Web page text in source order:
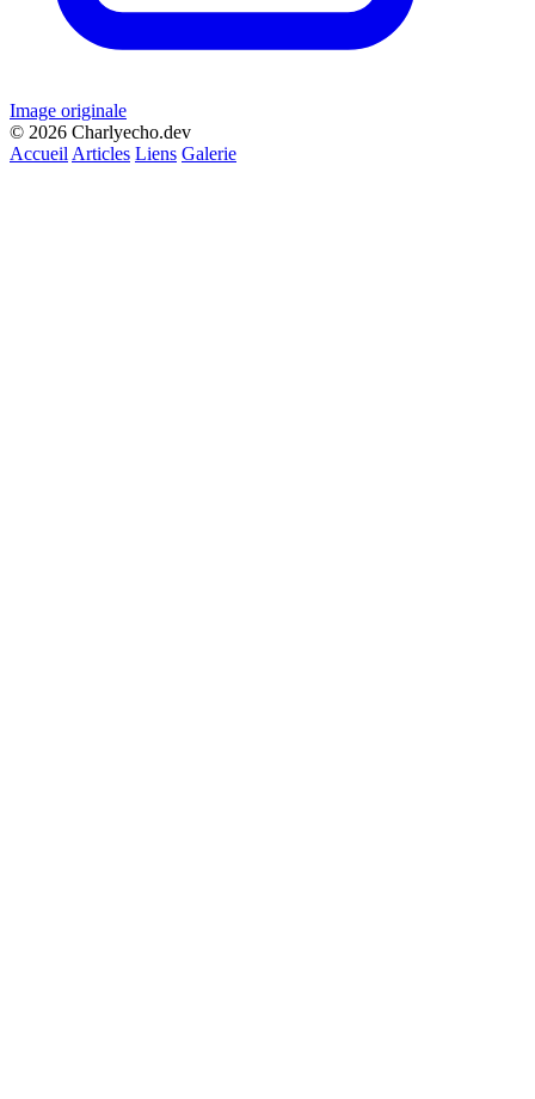
Image originale
© 2026 Charlyecho.dev
Accueil Articles Liens Galerie